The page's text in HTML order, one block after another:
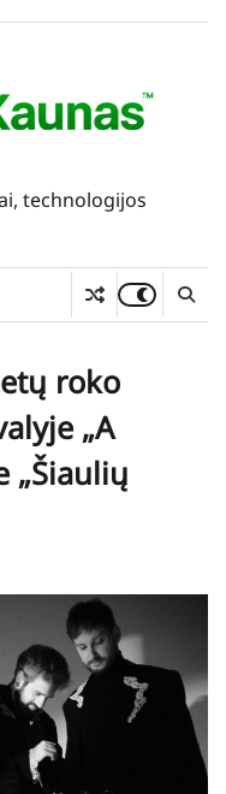
technologijos
roko
„A
„Šiaulių